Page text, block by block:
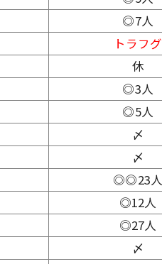
◎7人
トラフグ
休
◎3人
◎5人
〆
〆
◎◎23人
◎12人
◎27人
〆